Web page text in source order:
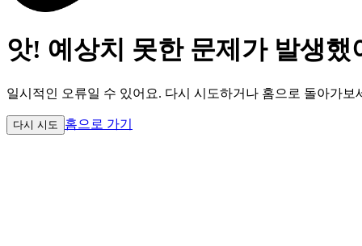
앗! 예상치 못한 문제가 발생했
일시적인 오류일 수 있어요. 다시 시도하거나 홈으로 돌아가보
다시 시도 홈으로 가기